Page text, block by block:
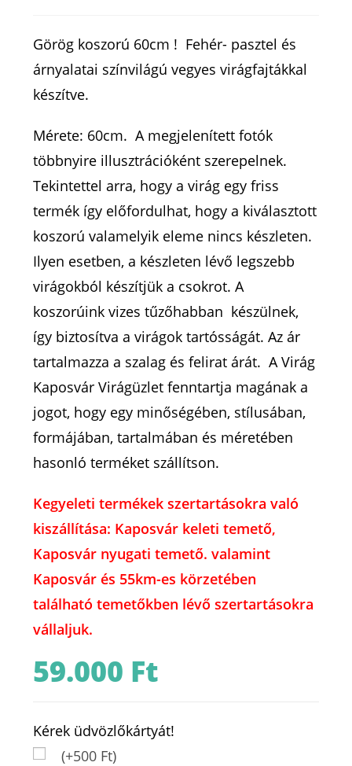
Görög koszorú 60cm ! Fehér- pasztel és
árnyalatai színvilágú vegyes virágfajtákkal
készítve.
Mérete: 60cm. A megjelenített fotók
többnyire illusztrációként szerepelnek.
Tekintettel arra, hogy a virág egy friss
termék így előfordulhat, hogy a kiválasztott
koszorú valamelyik eleme nincs készleten.
Ilyen esetben, a készleten lévő legszebb
virágokból készítjük a csokrot. A
koszorúink vizes tűzőhabban készülnek,
így biztosítva a virágok tartósságát. Az ár
tartalmazza a szalag és felirat árát. A Virág
Kaposvár Virágüzlet fenntartja magának a
jogot, hogy egy minőségében, stílusában,
formájában, tartalmában és méretében
hasonló terméket szállítson.
Kegyeleti termékek szertartásokra való
kiszállítása: Kaposvár keleti temető,
Kaposvár nyugati temető. valamint
Kaposvár és 55km-es körzetében
található temetőkben lévő szertartásokra
vállaljuk.
59.000 Ft
Kérek üdvözlőkártyát!
(+500 Ft)